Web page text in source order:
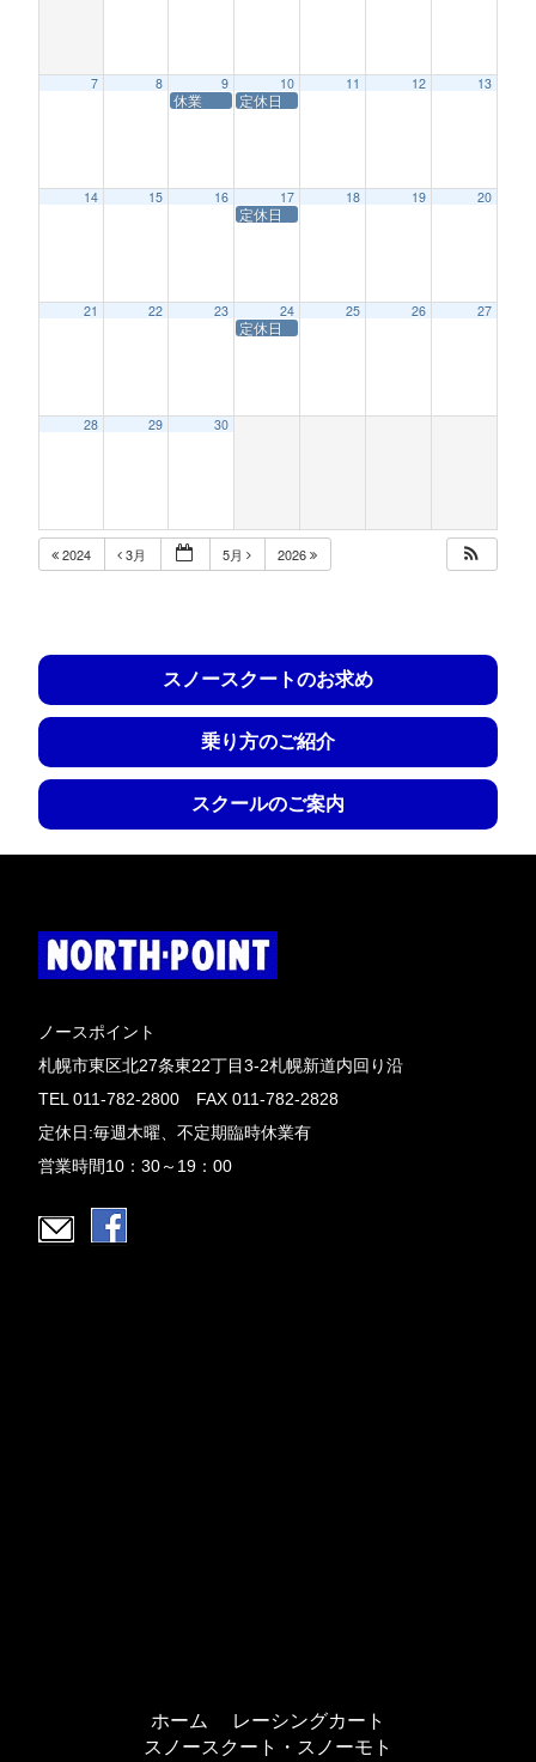
7 8 9
休業
10
定休日
11 12 13
14 15 16 17
定休日
18 19 20
21 22 23 24
定休日
25 26 27
28 29 30
2024 3月 5月 2026
スノースクートのお求め
乗り方のご紹介
スクールのご案内
ノースポイント
札幌市東区北27条東22丁目3-2札幌新道内回り沿
TEL 011-782-2800 FAX 011-782-2828
定休日:毎週木曜、不定期臨時休業有
営業時間10：30～19：00
ホーム
レーシングカート
スノースクート・スノーモト